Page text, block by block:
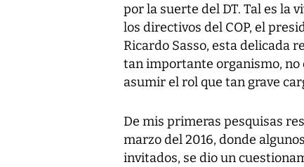
por la suerte del DT. Tal es la
los directivos del COP, el
Ricardo Sasso, esta delicada
tan importante organismo, no
asumir el rol que tan grave
De mis primeras pesquisas
marzo del 2016, donde
invitados, se dio un